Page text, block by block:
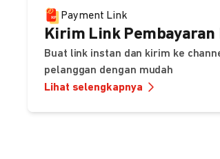
Payment Link
Kirim Link Pembayaran
Buat link instan dan kirim ke
pelanggan dengan mudah
Lihat selengkapnya